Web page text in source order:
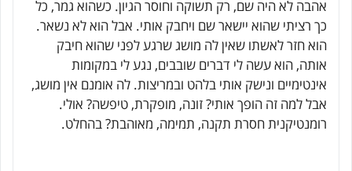
אהבה לא היה שם, רק תשוקה וחוסר הגיון. כשהוא גמר, כל
כך רציתי שהוא יישאר שם ויחבק אותי. אבל הוא לא נשאר.
הוא חזר לאשתו שאין לה מושג שרגע לפני שהוא חיבק
אותה, הוא עשה לי דברים שובבים, נגע לי במקומות
אינטימיים ונישק אותי בלהט ובמריצות. לה אומנם אין מושג,
אבל למה זה הופך אותי? זונה, מופקרת, טיפשה? אולי.
רומנטיקנית חסרת תקנה, תמימה, מאוהבת? בהחלט.